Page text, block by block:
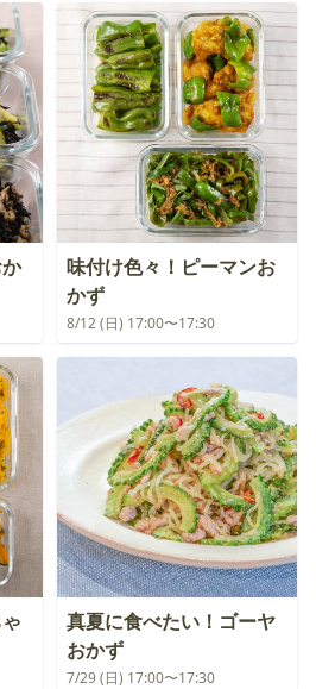
味付け色々！ピーマンお
かず
8/12 (日) 17:00〜17:30
真夏に食べたい！ゴーヤ
おかず
7/29 (日) 17:00〜17:30